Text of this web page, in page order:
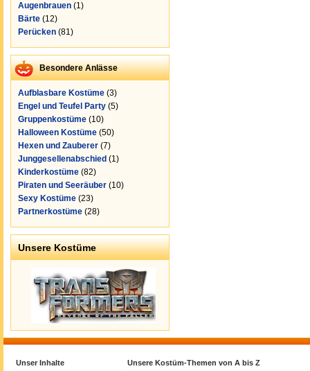
Augenbrauen (1)
Bärte (12)
Perücken (81)
Besondere Anlässe
Aufblasbare Kostüme (3)
Engel und Teufel Party (5)
Gruppenkostüme (10)
Halloween Kostüme (50)
Hexen und Zauberer (7)
Junggesellenabschied (1)
Kinderkostüme (82)
Piraten und Seeräuber (10)
Sexy Kostüme (23)
Partnerkostüme (28)
Unsere Kostüme
Unser Inhalte Unsere Kostüm-Themen von A bis Z